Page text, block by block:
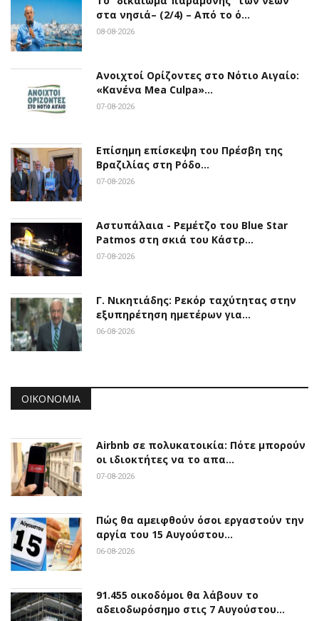
στα νησιά– (2/4) – Από το ό…
08-08-2026
Ανοιχτοί Ορίζοντες στο Νότιο Αιγαίο:
«Κανένα Mea Culpa»…
07-08-2026
Επίσημη επίσκεψη του Πρέσβη της
Βραζιλίας στη Ρόδο…
07-08-2026
Αστυπάλαια - Ρεμέτζο του Blue Star
Patmos στη σκιά του Κάστρ…
07-08-2026
Γ. Νικητιάδης: Ρεκόρ ταχύτητας στην
εξυπηρέτηση ημετέρων για…
06-08-2026
ΟΙΚΟΝΟΜΊΑ
Airbnb σε πολυκατοικία: Πότε μπορούν
οι ιδιοκτήτες να το απα…
07-08-2026
Πώς θα αμειφθούν όσοι εργαστούν την
αργία του 15 Αυγούστου…
06-08-2026
91.455 οικοδόμοι θα λάβουν το
αδειοδωρόσημο στις 7 Αυγούστου…